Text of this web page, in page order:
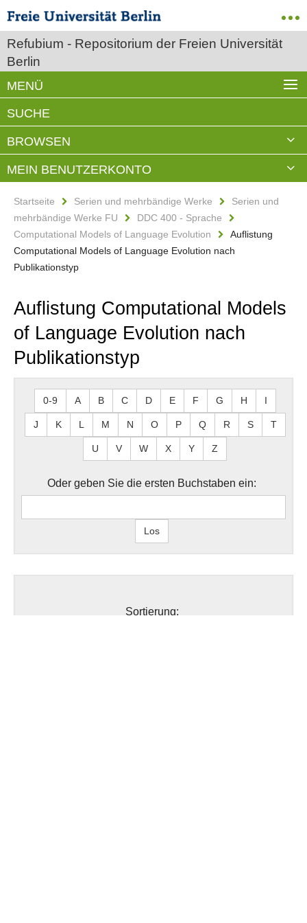
Refubium - Repositorium der Freien Universität
Berlin
MENÜ
SUCHE
BROWSEN
MEIN BENUTZERKONTO
Startseite Serien und mehrbändige Werke
Serien und
mehrbändige Werke FU
DDC 400 - Sprache
Computational Models of Language Evolution
Auflistung
Computational Models of Language Evolution nach
Publikationstyp
Auflistung Computational Models
of Language Evolution nach
Publikationstyp
0-9 A B C D E F G H I
J K L M N O P Q R S T
U V W X Y Z
Oder geben Sie die ersten Buchstaben ein:
Sortierung: